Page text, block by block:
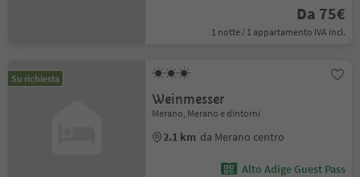
Da 75€
1 notte / 1 appartamento IVA incl.
Su richiesta
Weinmesser
Merano, Merano e dintorni
2.1 km da Merano centro
Alto Adige Guest Pass